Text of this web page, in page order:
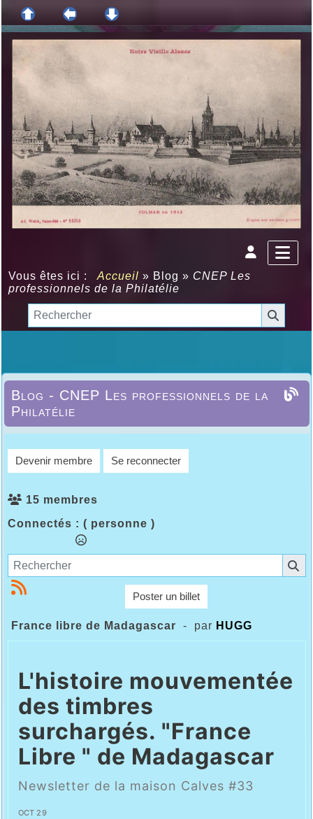
Vous êtes ici : Accueil » Blog » CNEP Les
professionnels de la Philatélie
Blog - CNEP Les professionnels de la
Philatélie
Devenir membre Se reconnecter
15 membres
Connectés : ( personne )
Poster un billet
France libre de Madagascar - par HUGG
L'histoire mouvementée
des timbres
surchargés. "France
Libre " de Madagascar
Newsletter de la maison Calves #33
OCT 29